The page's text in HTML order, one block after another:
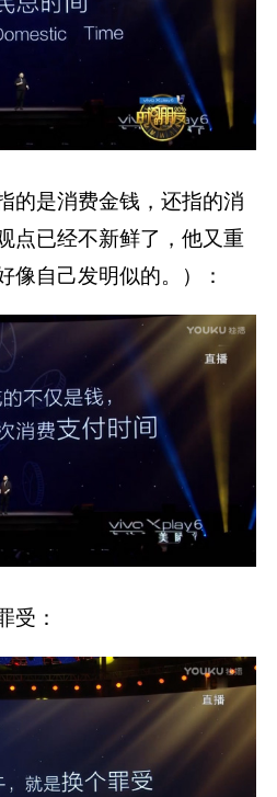
的是消费金钱，还指的消
点已经不新鲜了，他又重
像自己发明似的。）：
受：